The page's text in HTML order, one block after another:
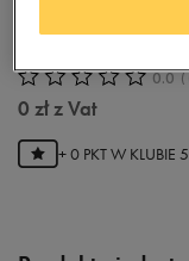
0.0 (
0 złz Vat
+ 0 PKT W KLUBIE